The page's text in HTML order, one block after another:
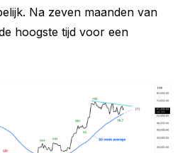
Na zeven maanden van
hoogste tijd voor een